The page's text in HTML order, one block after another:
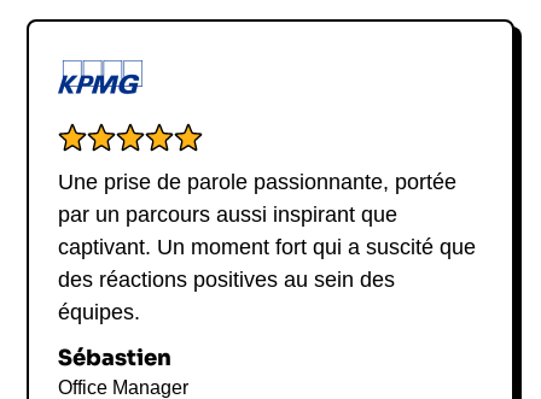
Une prise de parole passionnante, portée
par un parcours aussi inspirant que
captivant. Un moment fort qui a suscité que
des réactions positives au sein des
équipes.
Sébastien
Office Manager